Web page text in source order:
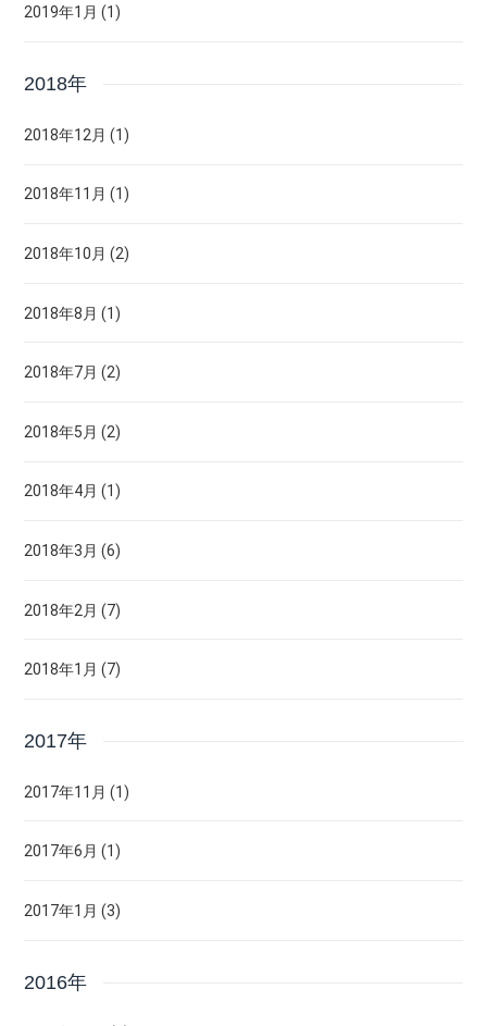
2019年1月 (1)
2018年
2018年12月 (1)
2018年11月 (1)
2018年10月 (2)
2018年8月 (1)
2018年7月 (2)
2018年5月 (2)
2018年4月 (1)
2018年3月 (6)
2018年2月 (7)
2018年1月 (7)
2017年
2017年11月 (1)
2017年6月 (1)
2017年1月 (3)
2016年